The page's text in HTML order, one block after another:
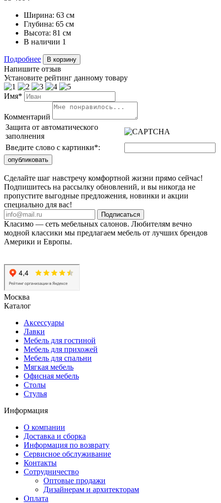
Ширина: 63 см
Глубина: 65 см
Высота: 81 см
В наличии 1
Подробнее В корзину
Напишите отзыв
Установите рейтинг данному товару
Имя*
Комментарий
Защита от автоматического
заполнения
Введите слово с картинки*:
Сделайте шаг навстречу комфортной жизни прямо сейчас!
Подпишитесь на рассылку обновлений, и вы никогда не
пропустите выгодные предложения, новинки и акции
специально для вас!
Подписаться
Класимо — cеть мебельных салонов. Любителям вечно
модной классики мы предлагаем мебель от лучших брендов
Америки и Европы.
Москва
Каталог
Аксессуары
Лавки
Мебель для гостиной
Мебель для прихожей
Мебель для спальни
Мягкая мебель
Офисная мебель
Столы
Стулья
Информация
О компании
Доставка и сборка
Информация по возврату
Сервисное обслуживание
Контакты
Сотрудничество
Оптовые продажи
Дизайнерам и архитекторам
Оплата